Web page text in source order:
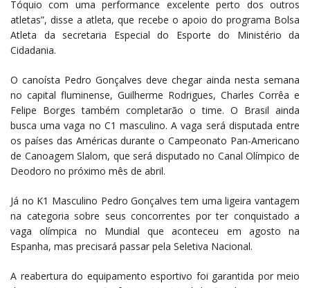
Tóquio com uma performance excelente perto dos outros
atletas”, disse a atleta, que recebe o apoio do programa Bolsa
Atleta da secretaria Especial do Esporte do Ministério da
Cidadania.
O canoísta Pedro Gonçalves deve chegar ainda nesta semana
no capital fluminense, Guilherme Rodrigues, Charles Corrêa e
Felipe Borges também completarão o time. O Brasil ainda
busca uma vaga no C1 masculino. A vaga será disputada entre
os países das Américas durante o Campeonato Pan-Americano
de Canoagem Slalom, que será disputado no Canal Olímpico de
Deodoro no próximo mês de abril.
Já no K1 Masculino Pedro Gonçalves tem uma ligeira vantagem
na categoria sobre seus concorrentes por ter conquistado a
vaga olímpica no Mundial que aconteceu em agosto na
Espanha, mas precisará passar pela Seletiva Nacional.
A reabertura do equipamento esportivo foi garantida por meio